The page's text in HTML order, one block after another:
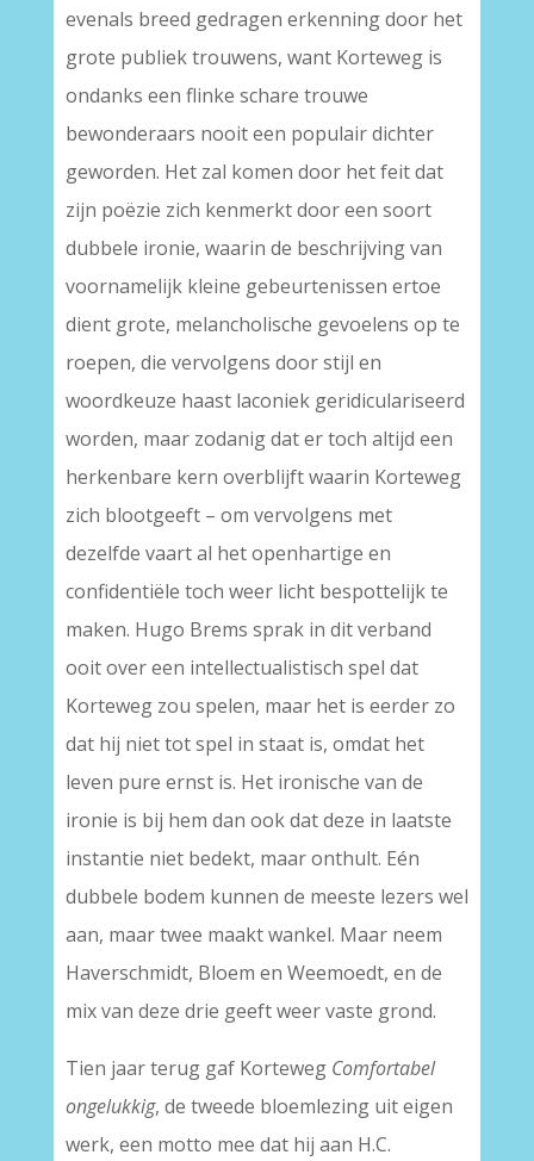
evenals breed gedragen erkenning door het
grote publiek trouwens, want Korteweg is
ondanks een flinke schare trouwe
bewonderaars nooit een populair dichter
geworden. Het zal komen door het feit dat
zijn poëzie zich kenmerkt door een soort
dubbele ironie, waarin de beschrijving van
voornamelijk kleine gebeurtenissen ertoe
dient grote, melancholische gevoelens op te
roepen, die vervolgens door stijl en
woordkeuze haast laconiek geridiculariseerd
worden, maar zodanig dat er toch altijd een
herkenbare kern overblijft waarin Korteweg
zich blootgeeft – om vervolgens met
dezelfde vaart al het openhartige en
confidentiële toch weer licht bespottelijk te
maken. Hugo Brems sprak in dit verband
ooit over een intellectualistisch spel dat
Korteweg zou spelen, maar het is eerder zo
dat hij niet tot spel in staat is, omdat het
leven pure ernst is. Het ironische van de
ironie is bij hem dan ook dat deze in laatste
instantie niet bedekt, maar onthult. Eén
dubbele bodem kunnen de meeste lezers wel
aan, maar twee maakt wankel. Maar neem
Haverschmidt, Bloem en Weemoedt, en de
mix van deze drie geeft weer vaste grond.
Tien jaar terug gaf Korteweg Comfortabel
ongelukkig, de tweede bloemlezing uit eigen
werk, een motto mee dat hij aan H.C.